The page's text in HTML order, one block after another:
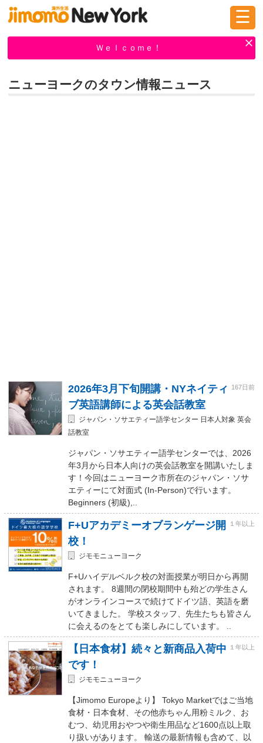
☰
Ｗｅｌｃｏｍｅ！
ニューヨークのタウン情報ニュース
2026年3月下旬開講・NYネイティ
ブ英語講師による英会話教室
167日前
ジャパン・ソサエティー語学センター 日本人対象 英会
話教室
ジャパン・ソサエティー語学センターでは、2026
年3月から日本人向けの英会話教室を開講いたしま
す！今回はニューヨーク市所在のジャパン・ソサ
エティーにて対面式 (In-Person)で行います。
Beginners (初級),..
F+Uアカデミーオブランゲージ開
校！
１年以上
ジモモニューヨーク
F+Uハイデルベルク校の対面授業が明日から再開
されます。 8週間の閉校期間中も殆どの学生さん
がオンラインコースで続けてドイツ語、英語を磨
いてきました。 学校スタッフ、先生たちも皆さん
に会えるのをとても楽しみにしています。 ..
【日本食材】続々と新商品入荷中
です！
１年以上
ジモモニューヨーク
【Jimomo Europeより】 Tokyo Marketではご当地
食材・日本食材、その他赤ちゃん用粉ミルク、お
むつ、幼児用おやつや衛生用品など1600点以上取
り扱いがあります。 輸送の最新情報も含めて、以